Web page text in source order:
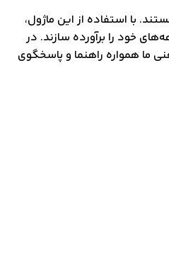
با استفاده از این ماژول،
خود را برآورده سازند. در
ما همواره راهنما و پاسخگوی